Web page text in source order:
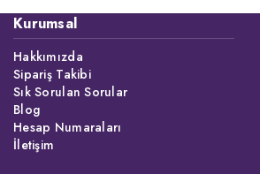
Kurumsal
Hakkımızda
Sipariş Takibi
Sık Sorulan Sorular
Blog
Hesap Numaraları
İletişim